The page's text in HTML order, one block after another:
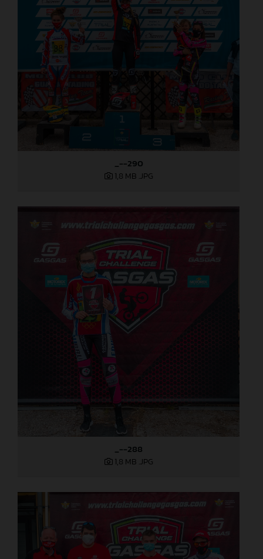
_--290
1,8 MB .JPG
_--288
1,8 MB .JPG